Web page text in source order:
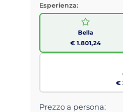
Esperienza:
Bella
€ 1.801,24
€
Prezzo a persona: